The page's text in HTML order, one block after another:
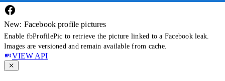
New: Facebook profile pictures
Enable fbProfilePic to retrieve the picture linked to a Facebook leak.
Images are versioned and remain available from cache.
VIEW API